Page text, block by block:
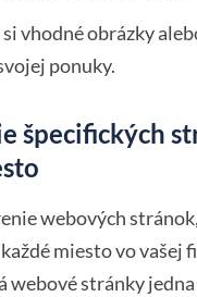
vhodné obrázky
ponuky.
špecifických
webových
miesto vo vašej
webové stránky